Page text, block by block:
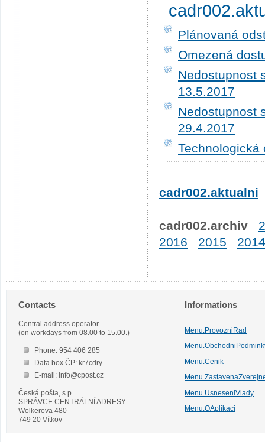
Plánovaná
Omezená
Nedostupnost
13.5.2017
Nedostupnost
29.4.2017
Technologická
cadr002.aktualni
cadr002.archiv
2016
2015 2014
Contacts
Central address operator
(on workdays from 08.00 to 15.00.)
Phone: 954 406 285
Data box ČP: kr7cdry
E-mail: info@cpost.cz
Česká pošta, s.p.
SPRÁVCE CENTRÁLNÍ ADRESY
Wolkerova 480
749 20 Vítkov
Informations
Menu.ProvozniRad
Menu.Cenik
Menu.UsneseniVlady
Menu.OAplikaci